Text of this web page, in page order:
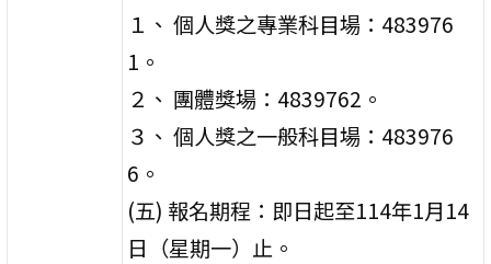
１、 個人獎之專業科目場：483976
1。
２、 團體獎場：4839762。
３、 個人獎之一般科目場：483976
6。
(五) 報名期程：即日起至114年1月14
日（星期一）止。